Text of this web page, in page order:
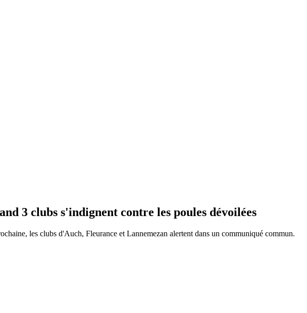
3 clubs s'indignent contre les poules dévoilées
les clubs d'Auch, Fleurance et Lannemezan alertent dans un communiqué commun.